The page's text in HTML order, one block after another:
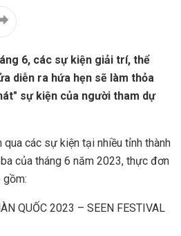
6, các sự kiện giải trí, thể
diễn ra hứa hẹn sẽ làm thỏa
sự kiện của người tham dự
các sự kiện tại nhiều tỉnh thành
của tháng 6 năm 2023, thực đơn
gồm:
QUỐC 2023 – SEEN FESTIVAL